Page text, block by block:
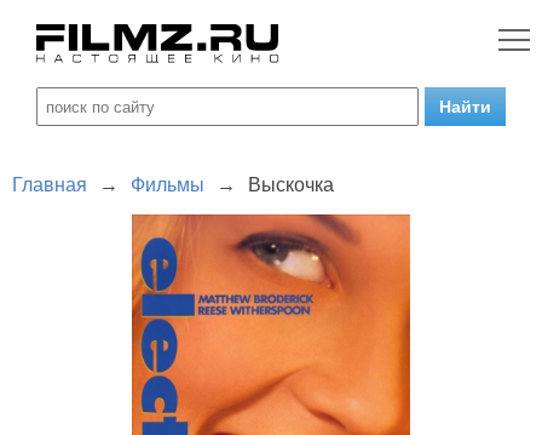
Главная → Фильмы → Выскочка